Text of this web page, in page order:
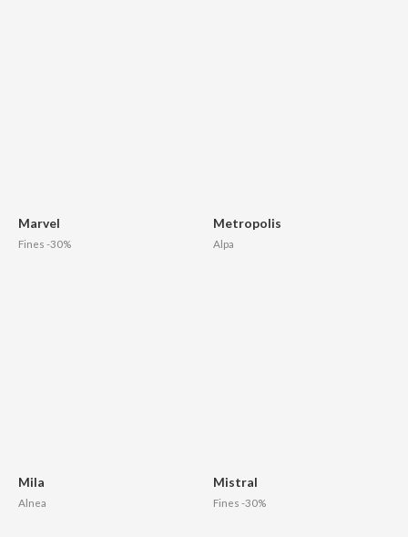
Marvel
Fines -30%
Metropolis
Alpa
Mila
Alnea
Mistral
Fines -30%